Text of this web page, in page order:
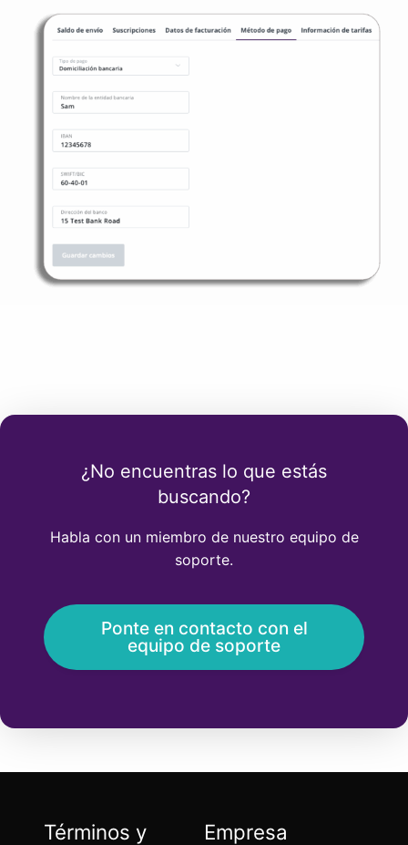
¿No encuentras lo que estás
buscando?
Habla con un miembro de nuestro equipo de
soporte.
Ponte en contacto con el
equipo de soporte
Términos y
Empresa